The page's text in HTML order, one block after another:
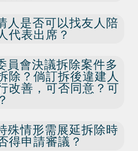
人是否可以找友人陪
代表出席？
員會決議拆除案件多
除？倘訂拆後違建人
改善，可否同意？可
殊情形需展延拆除時
得申請審議？